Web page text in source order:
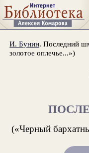
И. Бунин. Последний
золотое оплечье...»)
(«Черный